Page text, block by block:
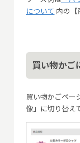
について 内の【
買い物かご
買い物かごペー
像」に切り替え